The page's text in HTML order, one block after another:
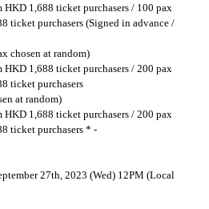
1,688 ticket purchasers / 100 pax
ticket purchasers (Signed in advance /
chosen at random)
1,688 ticket purchasers / 200 pax
ticket purchasers
at random)
1,688 ticket purchasers / 200 pax
ticket purchasers * -
27th, 2023 (Wed) 12PM (Local